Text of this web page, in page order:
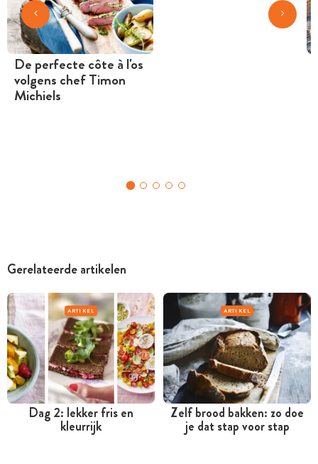
De perfecte côte à l'os
volgens chef Timon
Michiels
Gerelateerde artikelen
ARTIKEL
Dag 2: lekker fris en
kleurrijk
ARTIKEL
Zelf brood bakken: zo doe
je dat stap voor stap